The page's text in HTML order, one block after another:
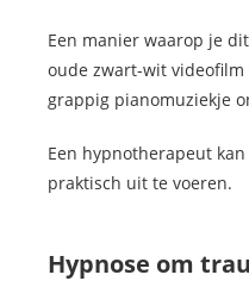
Een manier waarop je
oude zwart-wit videofilm
grappig pianomuziekje
Een hypnotherapeut
praktisch uit te voeren.
Hypnose om